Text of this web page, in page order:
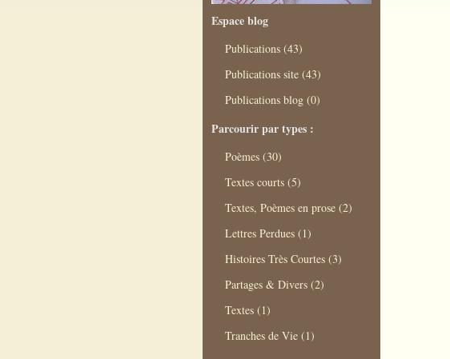
Espace blog
Publications (43)
Publications site (43)
Publications blog (0)
Parcourir par types :
Poèmes (30)
Textes courts (5)
Textes, Poèmes en prose (2)
Lettres Perdues (1)
Histoires Très Courtes (3)
Partages & Divers (2)
Textes (1)
Tranches de Vie (1)